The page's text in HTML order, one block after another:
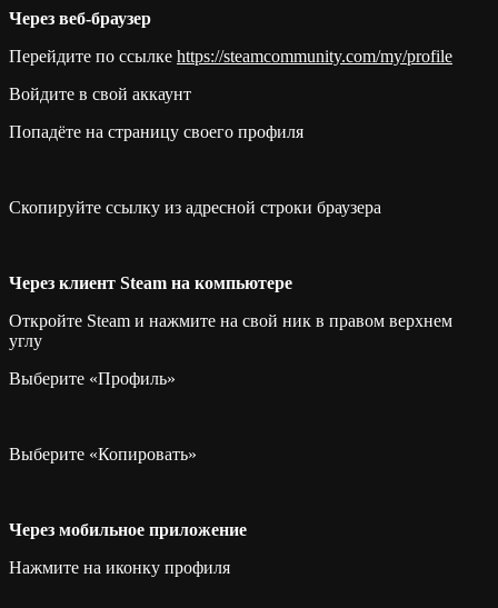
Через веб-браузер
Перейдите по ссылке https://steamcommunity.com/my/profile
Войдите в свой аккаунт
Попадёте на страницу своего профиля
Скопируйте ссылку из адресной строки браузера
Через клиент Steam на компьютере
Откройте Steam и нажмите на свой ник в правом верхнем
углу
Выберите «Профиль»
Выберите «Копировать»
Через мобильное приложение
Нажмите на иконку профиля